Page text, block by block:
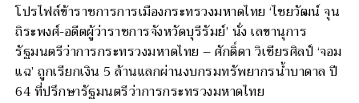
โปรไฟล์ข้าราชการการเมืองกระทรวงมหาดไทย ‘ไชยวัฒน์ จุน
ถิระพงศ์-อดีตผู้ว่าราชการจังหวัดบุรีรัมย์’ นั่ง เลขานุการ
รัฐมนตรีว่าการกระทรวงมหาดไทย – ศักดิ์ดา วิเชียรศิลป์ ‘จอม
แฉ’ ถูกเรียกเงิน 5 ล้านแลกผ่านงบกรมทรัพยากรน้ำบาดาล ปี
64 ที่ปรึกษารัฐมนตรีว่าการกระทรวงมหาดไทย